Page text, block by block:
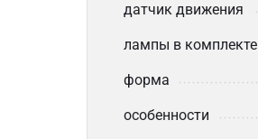
датчик движения
лампы в комплекте
форма
особенности